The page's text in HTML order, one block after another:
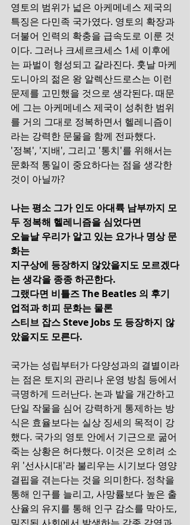
영토의 범위가 넓은 아케메네스 제국의
특징은 다민족 국가였다. 영토의 확장과
더불어 인력의 확충을 급속도로 이룬 것
이다. 그러나 크세르크세스 1세 이후에
는 파벌이 형성되고 갈라진다. 훗날 마케
도니아의 젊은 왕 알렉산드로스는 이런
문제를 고민했을 것으로 생각된다. 때문
에 그는 아케메네스 제국이 성취한 범위
를 거의 그대로 정복하면서 헬레니즘이
라는 강력한 문물을 함께 전파했다.
'정복', '지배', 그리고 '통치'를 위해서는
문화적 통일이 중요하다는 점을 생각한
것이 아닐까?
나는 평소 그가 인도 아대륙 남부까지 모
두 정복해 헬레니즘을 심었다면
오늘날 우리가 알고 있는 요가나 명상 문
화는
지구상에 등장하지 않았을지도 모르겠다
는 생각을 종종 하곤한다.
그랬다면 비틀즈 The Beatles 의 후기
업적과 히피 문화는 물론
스티브 잡스 Steve Jobs 도 등장하지 않
았을지도 모른다.
국가는 성립부터가 다양성과의 결별이라
는 점은 토지의 관리나 운영 방침 등에서
극명하게 드러난다. 논과 밭을 개간하고
단일 작물을 심어 강력하게 통제하는 방
식은 효율보다는 실상 징세의 목적이 강
했다. 국가의 영토 안에서 기근으로 굶어
죽는 상황은 허다했다. 이것은 오히려 소
위 '선사시대'라 불리우는 시기보다 영양
결핍을 겪는다는 것을 의미한다. 정착을
통해 인구를 늘리고, 사망률보다 높은 출
산율의 유지를 통해 인구 감소를 막아도,